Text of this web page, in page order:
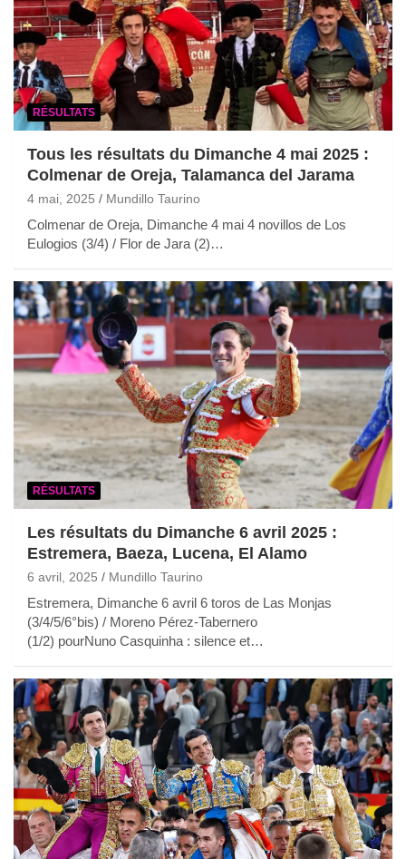
RÉSULTATS
Tous les résultats du Dimanche 4 mai 2025 :
Colmenar de Oreja, Talamanca del Jarama
4 mai, 2025 Mundillo Taurino
Colmenar de Oreja, Dimanche 4 mai 4 novillos de Los
Eulogios (3/4) / Flor de Jara (2)…
RÉSULTATS
Les résultats du Dimanche 6 avril 2025 :
Estremera, Baeza, Lucena, El Alamo
6 avril, 2025 Mundillo Taurino
Estremera, Dimanche 6 avril 6 toros de Las Monjas
(3/4/5/6°bis) / Moreno Pérez-Tabernero
(1/2) pourNuno Casquinha : silence et…